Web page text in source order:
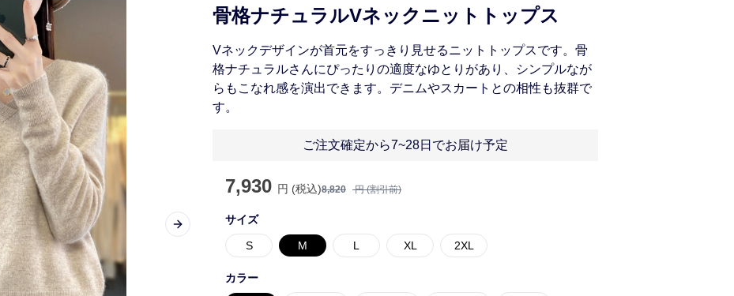
Next slide
骨格ナチュラルVネックニットトップス
Vネックデザインが首元をすっきり見せるニットトップスです。骨
格ナチュラルさんにぴったりの適度なゆとりがあり、シンプルなが
らもこなれ感を演出できます。デニムやスカートとの相性も抜群で
す。
ご注文確定から7~28日でお届け予定
7,930 円 (税込)8,820 円 (割引前)
サイズ
S M L XL 2XL
カラー